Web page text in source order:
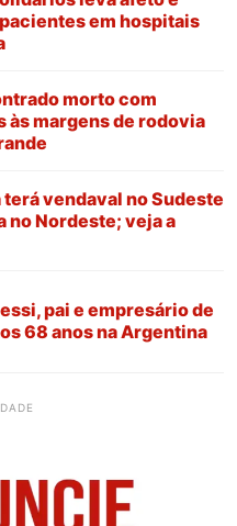
em hospitais
morto com
às margens de rodovia
terá vendaval no Sudeste
no Nordeste; veja a
pai e empresário de
68 anos na Argentina